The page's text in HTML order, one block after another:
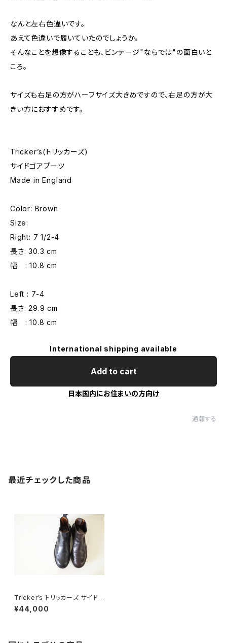
なんと左右色違いです。
あえて色違いで履いていたのでしょうか。
そんなことを想像することも、ビンテージ"ならでは"の面白いと
ころ。
サイズも右足の方がハーフサイズ大きめですので、右足の方が大
きい方におすすめです。
Tricker’s(トリッカーズ)
サイドゴアブーツ
Made in England
Color: Brown
Size:
Right: 7 1/2-4
長さ: 30.3 cm
幅 : 10.8 cm
Left : 7-4
長さ: 29.9 cm
幅 : 10.8 cm
International shipping available
Add to cart
日本国内にお住まいの方向け
通報する
最近チェックした商品
Tricker’s トリッカーズ サイドゴ
アブーツ UK7.5
¥44,000